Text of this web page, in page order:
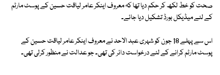
صحت کو خط لکھ کر حکم دیا تھا کہ معروف اینکر عامر لیاقت حسین کے پوسٹ مارٹم
کے لئے میڈیکل بورڈ تشکیل دیا جائے۔
اس سے پہلے 18 جون کو شہری عبد الاحد نے معروف اینکر عامر لیاقت حسین کے
پوسٹ مارٹم کرانے کے لئے درخواست دائر کی تھی۔ جو عدالت نے منظور کرلی تھی۔